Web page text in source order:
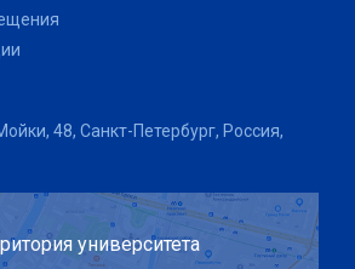
48, Санкт-Петербург, Россия,
университета